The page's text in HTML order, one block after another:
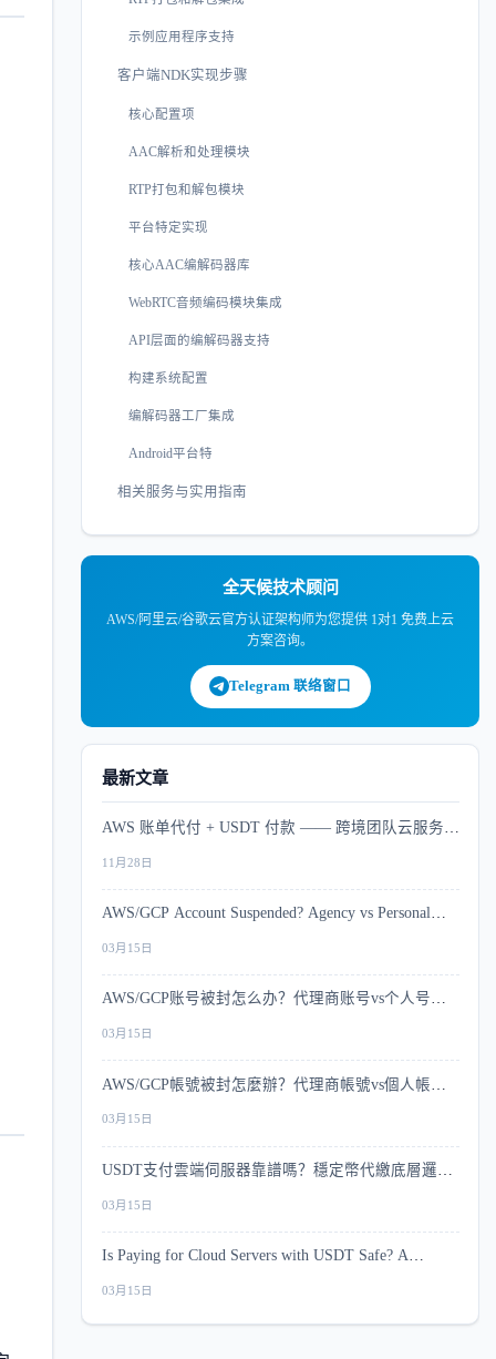
示例应用程序支持
客户端NDK实现步骤
核心配置项
AAC解析和处理模块
RTP打包和解包模块
平台特定实现
核心AAC编解码器库
WebRTC音频编码模块集成
API层面的编解码器支持
构建系统配置
编解码器工厂集成
Android平台特
相关服务与实用指南
全天候技术顾问
AWS/阿里云/谷歌云官方认证架构师为您提供 1对1 免费上云
方案咨询。
Telegram 联络窗口
最新文章
AWS 账单代付 + USDT 付款 —— 跨境团队云服务支
11月28日
AWS/GCP Account Suspended? Agency vs Personal
03月15日
AWS/GCP账号被封怎么办？代理商账号vs个人号风
03月15日
AWS/GCP帳號被封怎麼辦？代理商帳號vs個人帳號
03月15日
USDT支付雲端伺服器靠譜嗎？穩定幣代繳底層邏輯
03月15日
Is Paying for Cloud Servers with USDT Safe? A
03月15日